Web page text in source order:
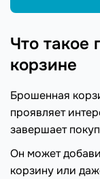
Что такое
корзине
Брошенная
проявляет
завершает
Он может
корзину или